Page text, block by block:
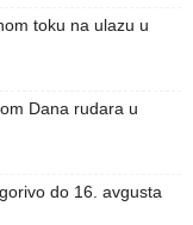
toku na ulazu u
Dana rudara u
do 16. avgusta